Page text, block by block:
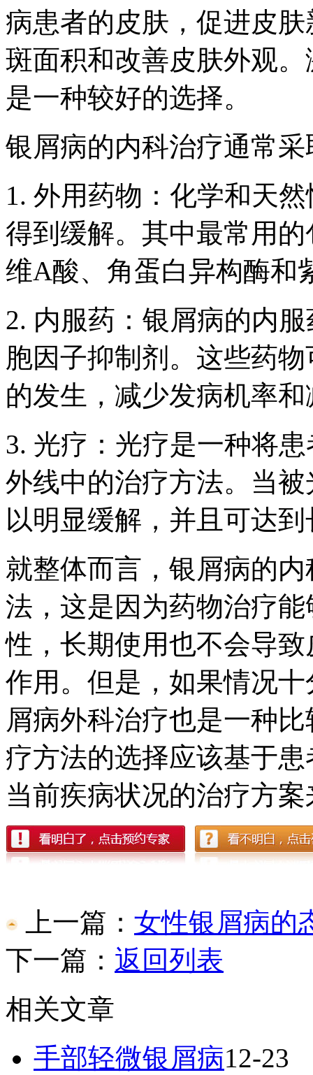
病患者的皮肤，促进皮
斑面积和改善皮肤外观
是一种较好的选择。
银屑病的内科治疗通常
1. 外用药物：化学和天
得到缓解。其中最常用
维A酸、角蛋白异构酶和
2. 内服药：银屑病的内
胞因子抑制剂。这些药
的发生，减少发病机率
3. 光疗：光疗是一种将
外线中的治疗方法。当
以明显缓解，并且可达
就整体而言，银屑病的
法，这是因为药物治疗
性，长期使用也不会导
作用。但是，如果情况
屑病外科治疗也是一种
疗方法的选择应该基于
当前疾病状况的治疗方
上一篇： 女性银屑病的
下一篇： 返回列表
相关文章
手部轻微银屑病12-23